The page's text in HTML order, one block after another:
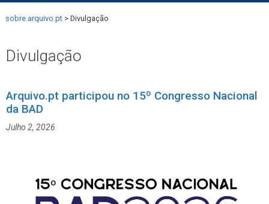
sobre.arquivo.pt > Divulgação
Divulgação
Arquivo.pt participou no 15º Congresso Nacional
da BAD
Julho 2, 2026